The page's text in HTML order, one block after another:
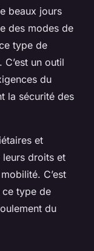
beaux jours
des modes de
type de
un outil
du
la sécurité des
et
leurs droits et
C’est
type de
du